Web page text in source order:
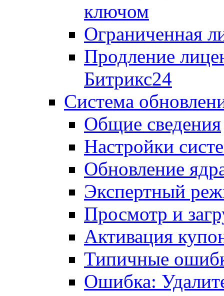
ключом
Ограниченная
Продление
Битрикс24
Система
Общие сведения
Настройки
Обновление
Экспертный
Просмотр и
Активация
Типичные
Ошибка: